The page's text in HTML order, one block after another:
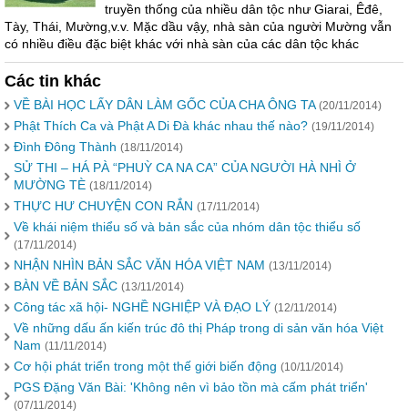
truyền thống của nhiều dân tộc như Giarai, Êđê,
Tày, Thái, Mường,v.v. Mặc dầu vậy, nhà sàn của người Mường vẫn
có nhiều điều đặc biệt khác với nhà sàn của các dân tộc khác
Các tin khác
VỀ BÀI HỌC LẤY DÂN LÀM GỐC CỦA CHA ÔNG TA (20/11/2014)
Phật Thích Ca và Phật A Di Đà khác nhau thế nào? (19/11/2014)
Đình Đông Thành (18/11/2014)
SỬ THI – HÁ PÀ “PHUỲ CA NA CA” CỦA NGƯỜI HÀ NHÌ Ở
MƯỜNG TÈ (18/11/2014)
THỰC HƯ CHUYỆN CON RẮN (17/11/2014)
Về khái niệm thiểu số và bản sắc của nhóm dân tộc thiểu số
(17/11/2014)
NHẬN NHÌN BẢN SẮC VĂN HÓA VIỆT NAM (13/11/2014)
BÀN VỀ BẢN SẮC (13/11/2014)
Công tác xã hội- NGHỀ NGHIỆP VÀ ĐẠO LÝ (12/11/2014)
Về những dấu ấn kiến trúc đô thị Pháp trong di sản văn hóa Việt
Nam (11/11/2014)
Cơ hội phát triển trong một thế giới biến động (10/11/2014)
PGS Đặng Văn Bài: 'Không nên vì bảo tồn mà cấm phát triển'
(07/11/2014)